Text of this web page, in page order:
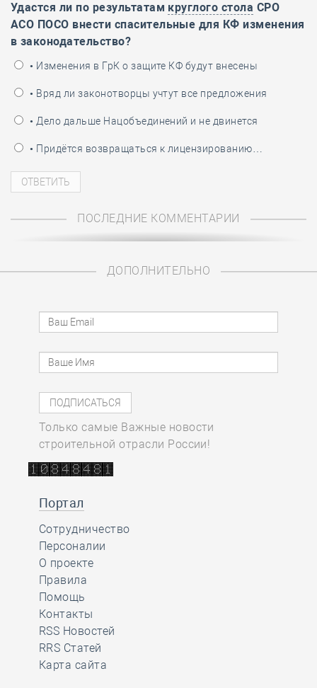
Удастся ли по результатам круглого стола СРО
АСО ПОСО внести спасительные для КФ изменения
в законодательство?
• Изменения в ГрК о защите КФ будут внесены
• Вряд ли законотворцы учтут все предложения
• Дело дальше Нацобъединений и не двинется
• Придётся возвращаться к лицензированию…
ПОСЛЕДНИЕ КОММЕНТАРИИ
ДОПОЛНИТЕЛЬНО
Только самые Важные новости
строительной отрасли России!
Портал
Сотрудничество
Персоналии
О проекте
Правила
Помощь
Контакты
RSS Новостей
RRS Статей
Карта сайта